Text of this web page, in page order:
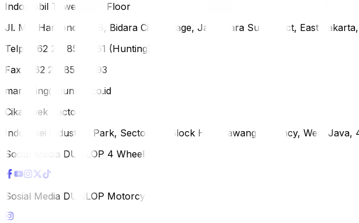
Indomobil Tower, 12th Floor
Jl. MT. Haryono Lot 8, Bidara Cina Village, Jatinegara Subdistrict, East
Telp (+62 21) 851-2561 (Hunting)
Fax (+62 21) 856-5893
marketing@dunlop.co.id
Cikampek Factory
Indotaisei Industrial Park, Sector 1A, Block H, Karawang Regency, West Java,
Sosial Media DUNLOP 4 Wheels
Sosial Media DUNLOP Motorcycle